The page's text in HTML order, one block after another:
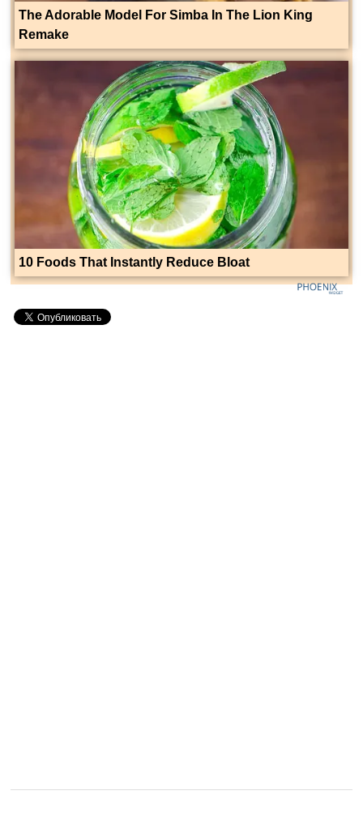
The Adorable Model For Simba In The Lion King
Remake
10 Foods That Instantly Reduce Bloat